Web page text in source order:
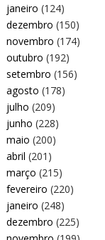
janeiro (124)
dezembro (150)
novembro (174)
outubro (192)
setembro (156)
agosto (178)
julho (209)
junho (228)
maio (200)
abril (201)
março (215)
fevereiro (220)
janeiro (248)
dezembro (225)